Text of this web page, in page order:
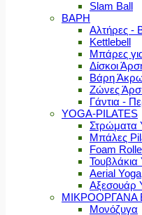
Slam Ball
ΒΑΡΗ
Αλτήρες -
Kettlebell
Μπάρες
Δίσκοι
Βάρη
Ζώνες
Γάντια -
YOGA-PILATES
Στρώματα
Μπάλες
Foam
Τουβλάκια
Aerial Yoga
Αξεσουάρ
Μονόζυγα